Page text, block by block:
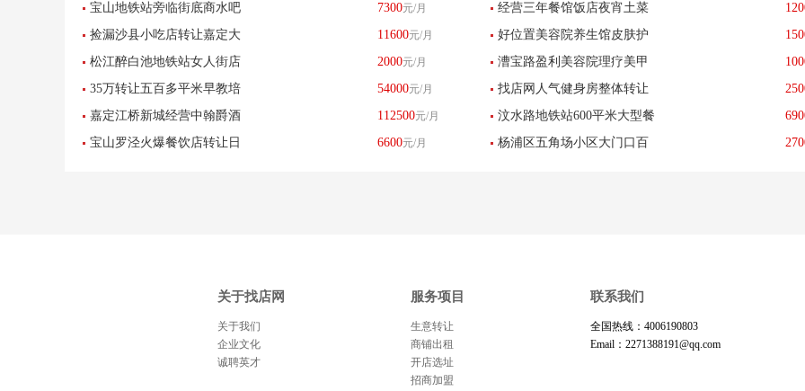
宝山地铁站旁临街底商水吧
小吃店早餐店杂货店低价转
7300元/月 经营三年餐馆饭店夜宵土菜
馆川湘菜转让生意稳定-已转
捡漏沙县小吃店转让嘉定大
融城旁十字路口-已转让
11600元/月 好位置美容院养生馆皮肤护
理店美甲美睫带客户转让-已
松江醉白池地铁站女人街店
铺招租不限行业房租便宜没
2000元/月 漕宝路盈利美容院理疗美甲
店转让中介勿扰-找店网已转
35万转让五百多平米早教培
训机构钢琴-已转让
54000元/月 找店网人气健身房整体转让
现可接受所有行业-找店网已
嘉定江桥新城经营中翰爵酒
店忍痛转让-已转让
112500元/月 汶水路地铁站600平米大型餐
饮酒楼转让-已转让
宝山罗泾火爆餐饮店转让日
6600元/月 杨浦区五角场小区大门口百
关于找店网
关于我们
企业文化
诚聘英才
服务项目
生意转让
商铺出租
开店选址
招商加盟
联系我们
全国热线：4006190803
Email：2271388191@qq.com